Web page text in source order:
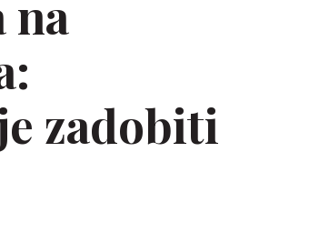
na
zadobiti